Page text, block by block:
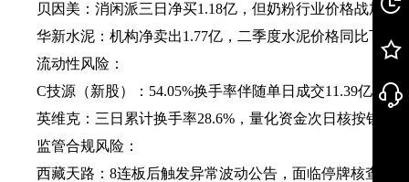
贝因美​：消闲派三日净买1.18亿，但奶粉行业价格战加剧
华新水泥​：机构净卖出1.77亿，二季度水泥价格同比下跌
​流动性风险​：
​C技源（新股）​​：54.05%换手率伴随单日成交11.39亿，
英维克​：三日累计换手率28.6%，量化资金次日核按钮风
​监管合规风险​：
西藏天路​：8连板后触发异常波动公告，面临停牌核查风